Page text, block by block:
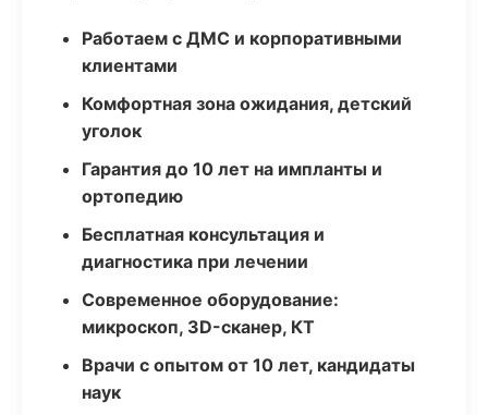
Работаем с ДМС и корпоративными
клиентами
Комфортная зона ожидания, детский
уголок
Гарантия до 10 лет на импланты и
ортопедию
Бесплатная консультация и
диагностика при лечении
Современное оборудование:
микроскоп, 3D-сканер, КТ
Врачи с опытом от 10 лет, кандидаты
наук